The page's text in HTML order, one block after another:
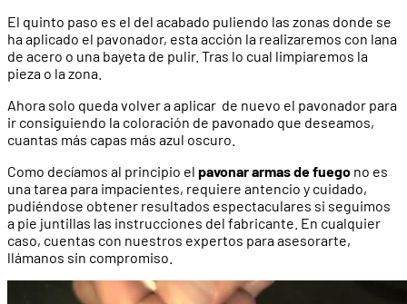
El quinto paso es el del acabado puliendo las zonas donde se
ha aplicado el pavonador, esta acción la realizaremos con lana
de acero o una bayeta de pulir. Tras lo cual limpiaremos la
pieza o la zona.
Ahora solo queda volver a aplicar de nuevo el pavonador para
ir consiguiendo la coloración de pavonado que deseamos,
cuantas más capas más azul oscuro.
Como decíamos al principio el pavonar armas de fuego no es
una tarea para impacientes, requiere antencio y cuidado,
pudiéndose obtener resultados espectaculares si seguimos
a pie juntillas las instrucciones del fabricante. En cualquier
caso, cuentas con nuestros expertos para asesorarte,
llámanos sin compromiso.